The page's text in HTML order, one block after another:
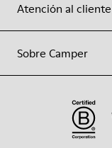
Atención al cliente
Sobre Camper